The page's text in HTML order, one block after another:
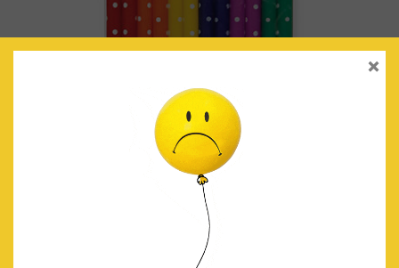
VELAS MULTICOLOR TOPITOS
IVA Incluido
×